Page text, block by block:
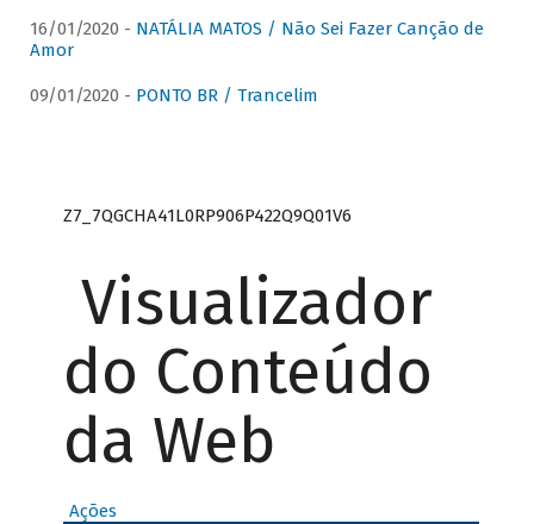
16/01/2020 - NATÁLIA MATOS / Não Sei Fazer Canção de
Amor
09/01/2020 - PONTO BR / Trancelim
Z7_7QGCHA41L0RP906P422Q9Q01V6
Visualizador
do Conteúdo
da Web
Ações